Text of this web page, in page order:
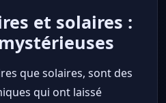
et solaires :
que solaires, sont des
qui ont laissé